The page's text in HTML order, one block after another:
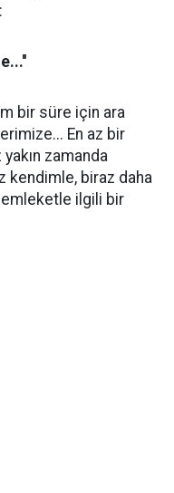
bir süre için ara
En az bir
zamanda
kendimle, biraz daha
ilgili bir